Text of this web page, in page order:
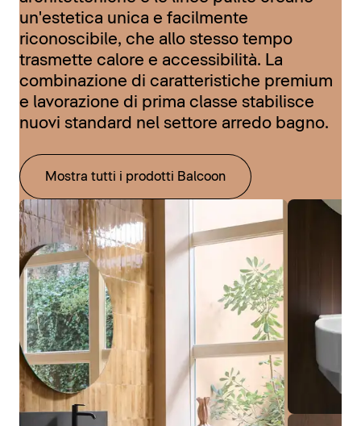
un'estetica unica e facilmente
riconoscibile, che allo stesso tempo
trasmette calore e accessibilità. La
combinazione di caratteristiche premium
e lavorazione di prima classe stabilisce
nuovi standard nel settore arredo bagno.
Mostra tutti i prodotti Balcoon